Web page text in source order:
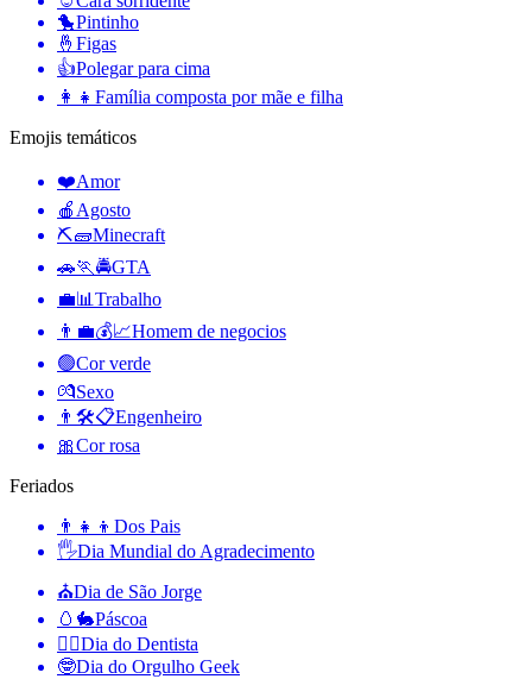
🐤Pintinho
🤞 Figas
👍Polegar para cima
👩‍👧 Família composta por mãe e filha
Emojis temáticos
❤️Amor
🍎 Agosto
⛏🧱Minecraft
🚗🏃🚔GTA
💼📊 Trabalho
👨‍💼💰📈Homem de negocios
🟢Cor verde
💏Sexo
👨🛠📋Engenheiro
🎀Cor rosa
Feriados
👨‍👧‍👦 Dos Pais
🖐Dia Mundial do Agradecimento
⛪️Dia de São Jorge
🥚🐇Páscoa
👨‍⚕️Dia do Dentista
🤓Dia do Orgulho Geek